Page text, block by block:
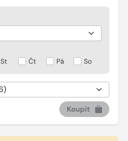
St Čt Pá So
Koupit